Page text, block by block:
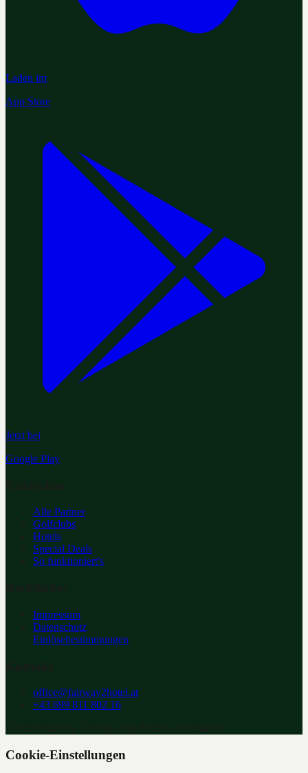
Laden im
App Store
Jetzt bei
Google Play
Alle Partner
Golfclubs
Hotels
Special Deals
So funktioniert's
Impressum
Datenschutz
Einlösebestimmungen
office@fairway2hotel.at
+43 699 811 802 16
Cookie-Einstellungen